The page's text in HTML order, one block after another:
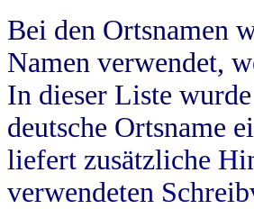
Bei den Ortsnamen
Namen verwendet,
In dieser Liste
deutsche Ortsname
liefert zusätzliche
verwendeten